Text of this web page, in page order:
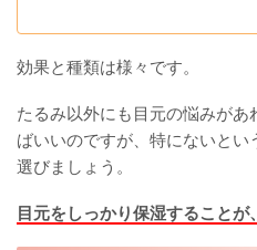
効果と種類は様々です。
たるみ以外にも目元の悩みが
ばいいのですが、特にないとい
選びましょう。
目元をしっかり保湿すること